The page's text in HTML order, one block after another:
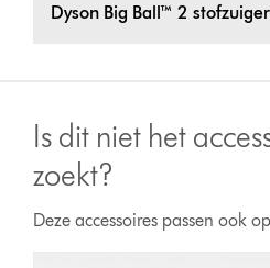
Dyson Big Ball™ 2
Is dit niet het
zoekt?
Deze accessoires passen ook